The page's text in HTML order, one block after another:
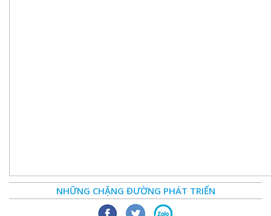
NHỮNG CHẶNG ĐƯỜNG PHÁT TRIỂN